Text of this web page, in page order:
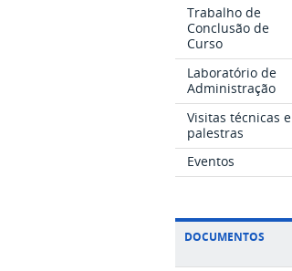
Trabalho de
Conclusão de
Curso
Laboratório de
Administração
Visitas técnicas e
palestras
Eventos
DOCUMENTOS